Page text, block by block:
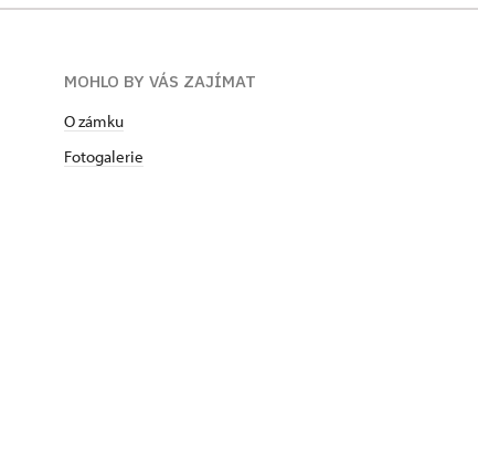
MOHLO BY VÁS ZAJÍMAT
O zámku
Fotogalerie